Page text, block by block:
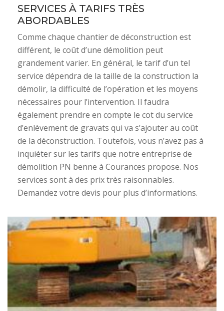
SERVICES À TARIFS TRÈS
ABORDABLES
Comme chaque chantier de déconstruction est
différent, le coût d’une démolition peut
grandement varier. En général, le tarif d’un tel
service dépendra de la taille de la construction la
démolir, la difficulté de l’opération et les moyens
nécessaires pour l’intervention. Il faudra
également prendre en compte le cot du service
d’enlèvement de gravats qui va s’ajouter au coût
de la déconstruction. Toutefois, vous n’avez pas à
inquiéter sur les tarifs que notre entreprise de
démolition PN benne à Courances propose. Nos
services sont à des prix très raisonnables.
Demandez votre devis pour plus d’informations.